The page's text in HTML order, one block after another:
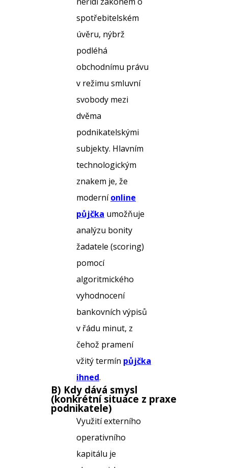
spotřebitelském
úvěru, nýbrž
podléhá
obchodnímu právu
v režimu smluvní
svobody mezi
dvěma
podnikatelskými
subjekty. Hlavním
technologickým
znakem je, že
moderníonline
půjčka umožňuje
analýzu bonity
žadatele (scoring)
pomocí
algoritmického
vyhodnocení
bankovních výpisů
v řádu minut, z
čehož pramení
vžitý termín půjčka
ihned.
B) Kdy dává smysl
(konkrétní situace z praxe
podnikatele)
Využití externího
operativního
kapitálu je